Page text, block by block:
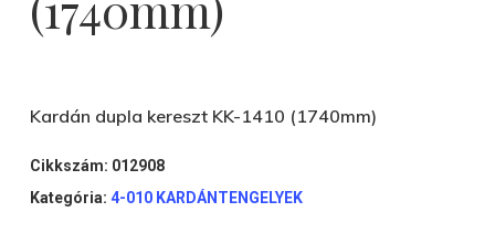
Kardán dupla kereszt KK-1410 (1740mm)
Cikkszám: 012908
Kategória: 4-010 KARDÁNTENGELYEK